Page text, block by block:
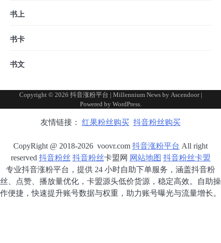
书上
书卡
书文
Copyright © 2026 抖音涨粉平台 | Millennium News by Ascendoor|
Powered by WordPress.
友情链接： 红果粉丝购买 抖音粉丝购买
CopyRight @ 2018-2026 voovr.com 抖音涨粉平台 All right
reserved 抖音粉丝 抖音粉丝卡盟网 网站地图 抖音粉丝卡盟
专业抖音涨粉平台，提供 24 小时自助下单服务，涵盖抖音粉
丝、点赞、播放量优化，卡盟源头低价货源，稳定高效。自助操
作便捷，快速提升账号数据与权重，助力账号曝光与流量增长。